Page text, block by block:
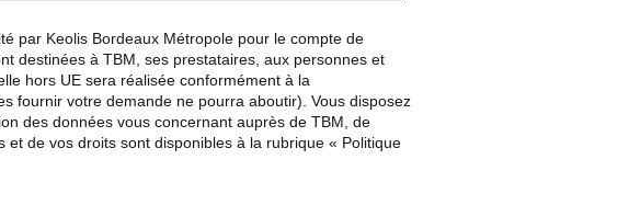
par Keolis Bordeaux Métropole pour le compte de
destinées à TBM, ses prestataires, aux personnes et
hors UE sera réalisée conformément à la
fournir votre demande ne pourra aboutir). Vous disposez
des données vous concernant auprès de TBM, de
de vos droits sont disponibles à la rubrique « Politique